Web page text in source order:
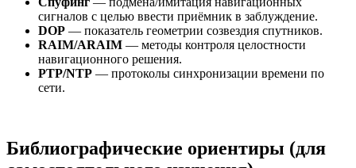
сигналов с целью ввести приёмник в заблуждение.
DOP — показатель геометрии созвездия спутников.
RAIM/ARAIM — методы контроля целостности
навигационного решения.
PTP/NTP — протоколы синхронизации времени по
сети.
Библиографические ориентиры (для